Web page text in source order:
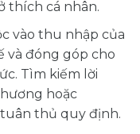
thích cá nhân.
vào thu nhập của
và đóng góp cho
Tìm kiếm lời
hoặc
thủ quy định.